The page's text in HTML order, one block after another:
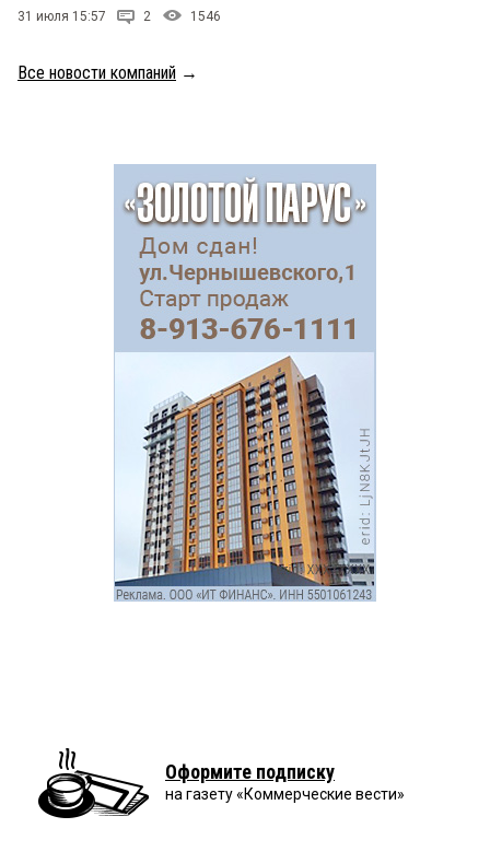
31 июля 15:57 2 1546
Все новости компаний →
Оформите подписку
на газету «Коммерческие вести»